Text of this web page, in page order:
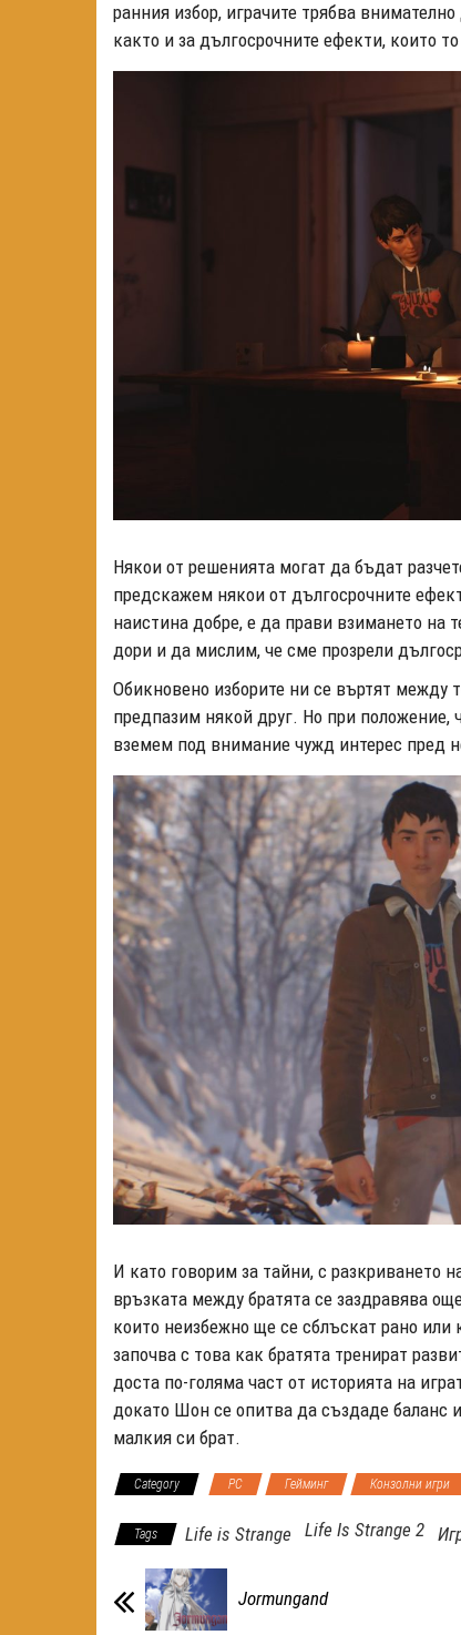
ранния избор, играчите трябва
както и за дългосрочните ефекти, които
Някои от решенията могат да бъдат
предскажем някои от дългосрочните
наистина добре, е да прави взимането на
дори и да мислим, че сме прозрели
Обикновено изборите ни се въртят между
предпазим някой друг. Но при положение,
вземем под внимание чужд интерес пред
И като говорим за тайни, с разкриването
връзката между братята се заздравява
които неизбежно ще се сблъскат рано
започва с това как братята тренират
доста по-голяма част от историята на
докато Шон се опитва да създаде баланс
малкия си брат.
Category PC Гейминг Конзолни игри
Tags Life is Strange Life Is Strange 2
Jormungand